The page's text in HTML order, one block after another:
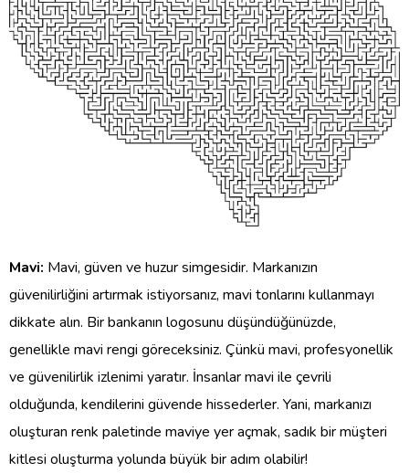
Mavi: Mavi, güven ve huzur simgesidir. Markanızın
güvenilirliğini artırmak istiyorsanız, mavi tonlarını kullanmayı
dikkate alın. Bir bankanın logosunu düşündüğünüzde,
genellikle mavi rengi göreceksiniz. Çünkü mavi, profesyonellik
ve güvenilirlik izlenimi yaratır. İnsanlar mavi ile çevrili
olduğunda, kendilerini güvende hissederler. Yani, markanızı
oluşturan renk paletinde maviye yer açmak, sadık bir müşteri
kitlesi oluşturma yolunda büyük bir adım olabilir!